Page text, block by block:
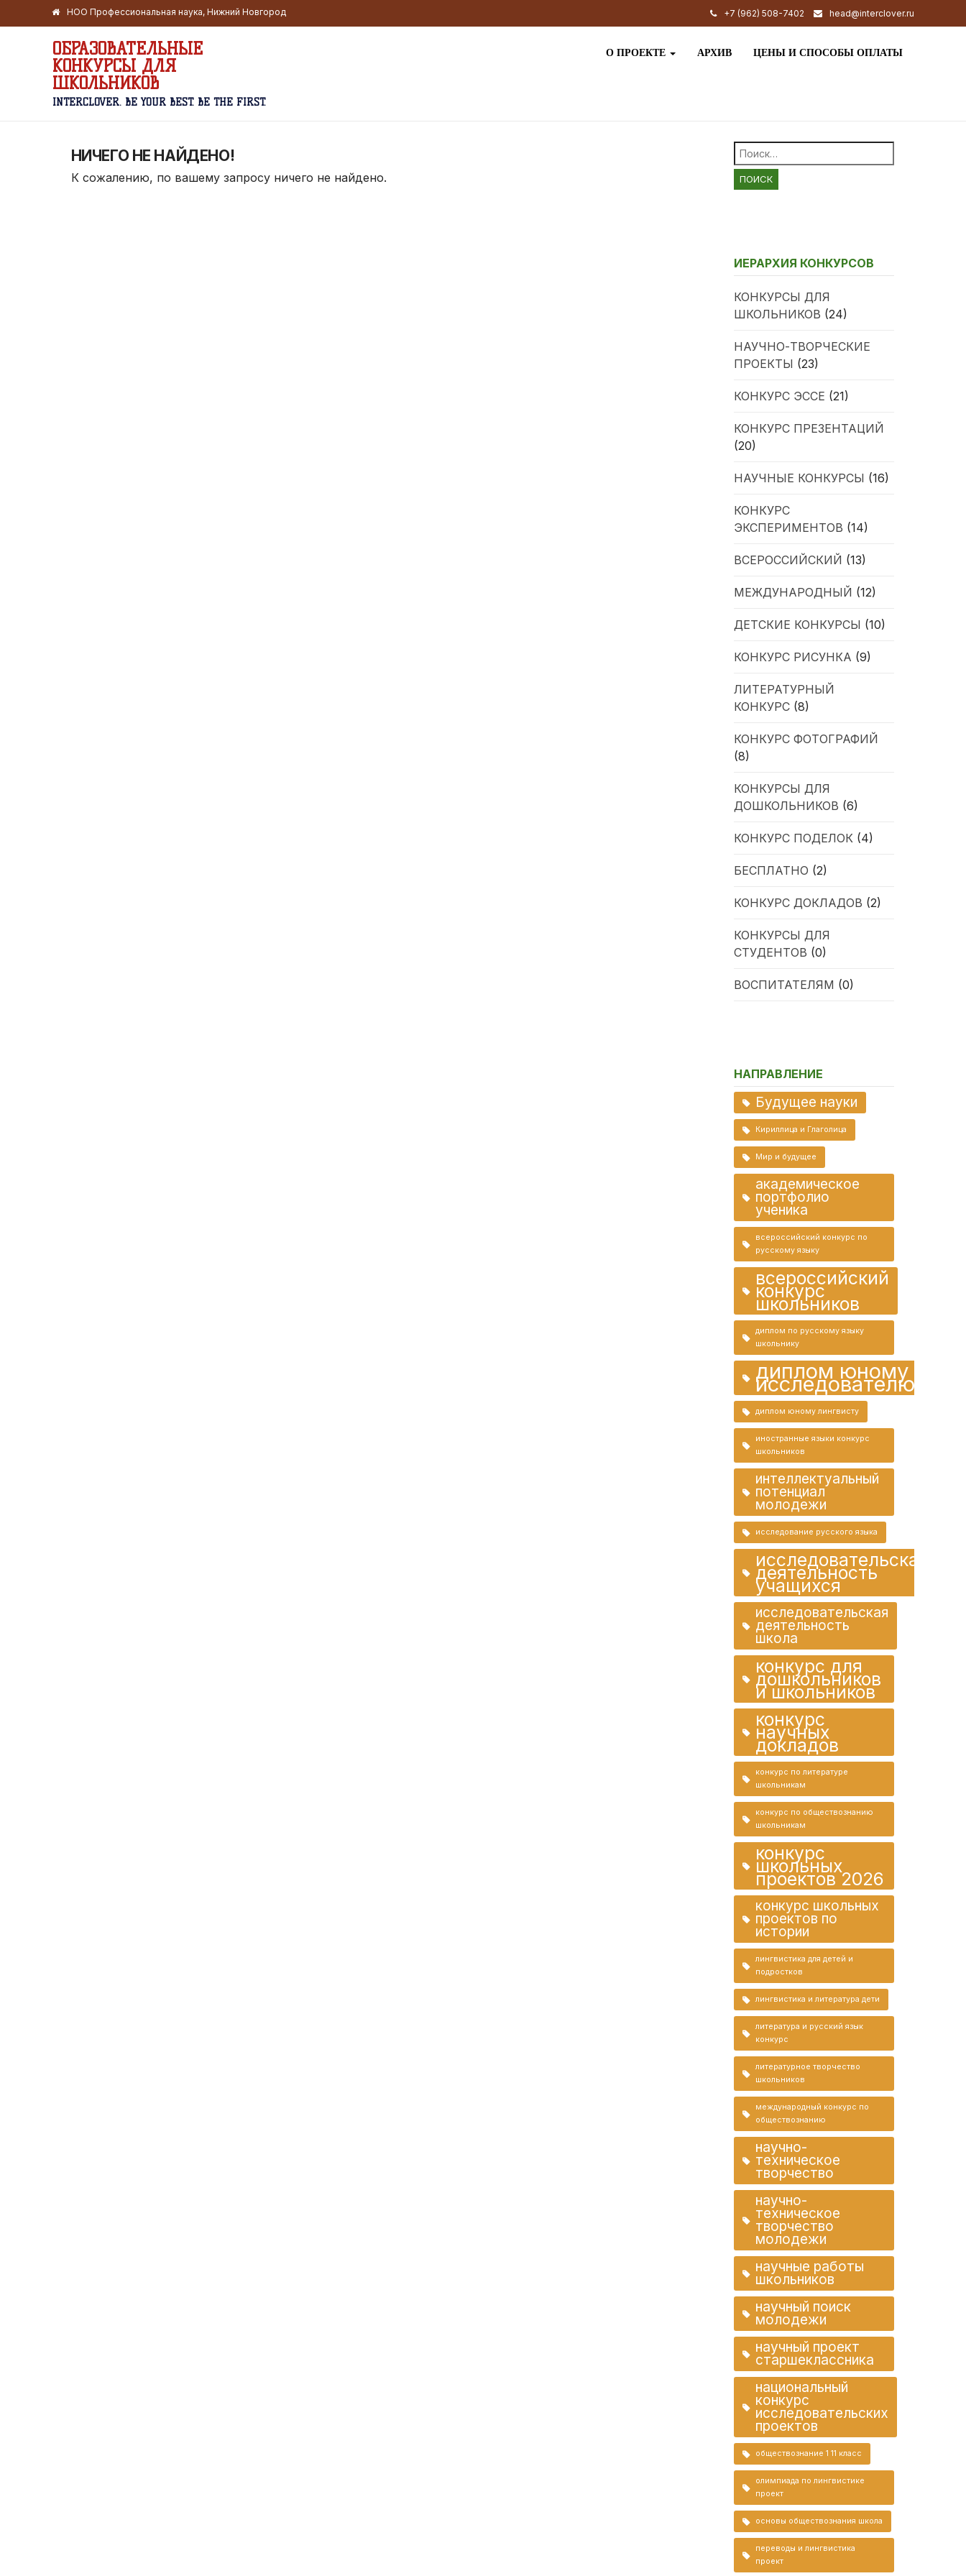
НОО Профессиональная наука, Нижний Новгород +7 (962) 508-7402 head@interclover.ru
ОБРАЗОВАТЕЛЬНЫЕ
КОНКУРСЫ ДЛЯ
ШКОЛЬНИКОВ
INTERCLOVER. BE YOUR BEST. BE THE FIRST.
О ПРОЕКТЕ АРХИВ ЦЕНЫ И СПОСОБЫ ОПЛАТЫ
НИЧЕГО НЕ НАЙДЕНО!
К сожалению, по вашему запросу ничего не найдено.
Найти:
ИЕРАРХИЯ КОНКУРСОВ
КОНКУРСЫ ДЛЯ
ШКОЛЬНИКОВ (24)
НАУЧНО-ТВОРЧЕСКИЕ
ПРОЕКТЫ (23)
КОНКУРС ЭССЕ (21)
КОНКУРС ПРЕЗЕНТАЦИЙ
(20)
НАУЧНЫЕ КОНКУРСЫ (16)
КОНКУРС
ЭКСПЕРИМЕНТОВ (14)
ВСЕРОССИЙСКИЙ (13)
МЕЖДУНАРОДНЫЙ (12)
ДЕТСКИЕ КОНКУРСЫ (10)
КОНКУРС РИСУНКА (9)
ЛИТЕРАТУРНЫЙ
КОНКУРС (8)
КОНКУРС ФОТОГРАФИЙ
(8)
КОНКУРСЫ ДЛЯ
ДОШКОЛЬНИКОВ (6)
КОНКУРС ПОДЕЛОК (4)
БЕСПЛАТНО (2)
КОНКУРС ДОКЛАДОВ (2)
КОНКУРСЫ ДЛЯ
СТУДЕНТОВ (0)
ВОСПИТАТЕЛЯМ (0)
НАПРАВЛЕНИЕ
Будущее науки
Кириллица и Глаголица
Мир и будущее
академическое
портфолио
ученика
всероссийский конкурс по
русскому языку
всероссийский
конкурс
школьников
диплом по русскому языку
школьнику
диплом юному
исследователю
диплом юному лингвисту
иностранные языки конкурс
школьников
интеллектуальный
потенциал
молодежи
исследование русского языка
исследовательская
деятельность
учащихся
исследовательская
деятельность
школа
конкурс для
дошкольников
и школьников
конкурс
научных
докладов
конкурс по литературе
школьникам
конкурс по обществознанию
школьникам
конкурс
школьных
проектов 2026
конкурс школьных
проектов по
истории
лингвистика для детей и
подростков
лингвистика и литература дети
литература и русский язык
конкурс
литературное творчество
школьников
международный конкурс по
обществознанию
научно-
техническое
творчество
научно-
техническое
творчество
молодежи
научные работы
школьников
научный поиск
молодежи
научный проект
старшеклассника
национальный
конкурс
исследовательских
проектов
обществознание 1 11 класс
олимпиада по лингвистике
проект
основы обществознания школа
переводы и лингвистика
проект